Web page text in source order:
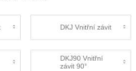
DKJ Vnitřní závit
DKJ90 Vnitřní
závit 90°